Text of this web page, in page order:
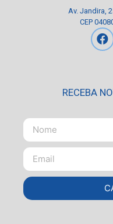
Av. Jandira,
CEP
RECEBA